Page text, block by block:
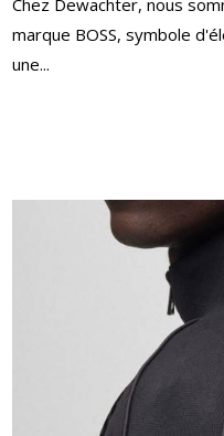
Chez Dewachter, nous
marque BOSS, symbole
une...